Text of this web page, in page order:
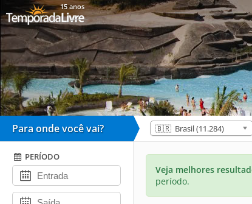
15 anos
Para onde você vai? 🇧🇷 Brasil (11.284)
PERÍODO
Veja melhores
período.